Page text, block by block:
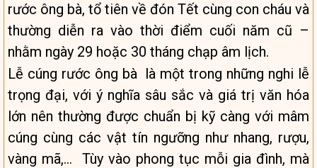
rước ông bà, tổ tiên về đón Tết cùng con cháu và
thường diễn ra vào thời điểm cuối năm cũ –
nhằm ngày 29 hoặc 30 tháng chạp âm lịch.
Lễ cúng rước ông bà là một trong những nghi lễ
trọng đại, với ý nghĩa sâu sắc và giá trị văn hóa
lớn nên thường được chuẩn bị kỹ càng với mâm
cúng cùng các vật tín ngưỡng như nhang, rượu,
vàng mã,… Tùy vào phong tục mỗi gia đình, mà